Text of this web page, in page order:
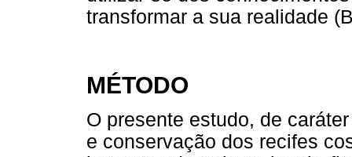
transformar a sua realidade
MÉTODO
O presente estudo, de
e conservação dos recifes